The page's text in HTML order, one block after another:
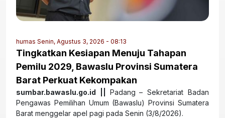
humas Senin, Agustus 3, 2026 - 08:13
Tingkatkan Kesiapan Menuju Tahapan
Pemilu 2029, Bawaslu Provinsi Sumatera
Barat Perkuat Kekompakan
sumbar.bawaslu.go.id || Padang – Sekretariat Badan
Pengawas Pemilihan Umum (Bawaslu) Provinsi Sumatera
Barat menggelar apel pagi pada Senin (3/8/2026).